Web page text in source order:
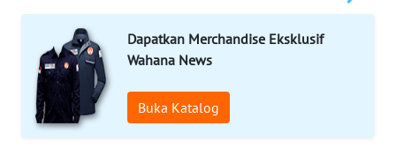
Dapatkan Merchandise Eksklusif
Wahana News
Buka Katalog
KONSUMEN
WAHANA
LISTRIK
WAHANA